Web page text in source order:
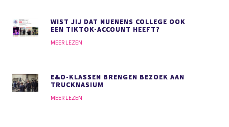
WIST JIJ DAT NUENENS COLLEGE OOK
EEN TIKTOK-ACCOUNT HEEFT?
MEER LEZEN
E&O-KLASSEN BRENGEN BEZOEK AAN
TRUCKNASIUM
MEER LEZEN